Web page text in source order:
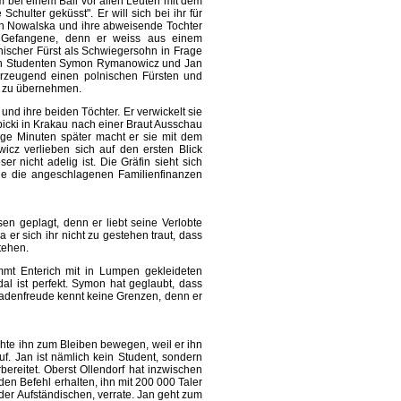
geküsst". Er will sich bei ihr für
Nowalska und ihre abweisende Tochter
denn er weiss aus einem
Fürst als Schwiegersohn in Frage
Symon Rymanowicz und Jan
einen polnischen Fürsten und
übernehmen.
ihre beiden Töchter. Er verwickelt sie
in Krakau nach einer Braut Ausschau
Minuten später macht er sie mit dem
verlieben sich auf den ersten Blick
nicht adelig ist. Die Gräfin sieht sich
die angeschlagenen Familienfinanzen
geplagt, denn er liebt seine Verlobte
er sich ihr nicht zu gestehen traut, dass
Enterich mit in Lumpen gekleideten
ist perfekt. Symon hat geglaubt, dass
kennt keine Grenzen, denn er
ihn zum Bleiben bewegen, weil er ihn
Jan ist nämlich kein Student, sondern
Oberst Ollendorf hat inzwischen
Befehl erhalten, ihn mit 200 000 Taler
Aufständischen, verrate. Jan geht zum